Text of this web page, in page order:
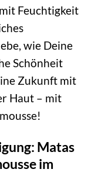
Feuchtigkeit
wie Deine
Schönheit
Zukunft mit
Haut – mit
Matas
im